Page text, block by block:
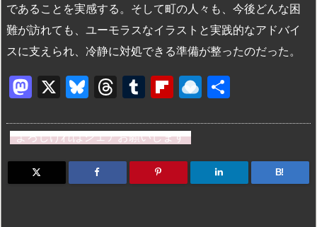
であることを実感する。そして町の人々も、今後どんな困
難が訪れても、ユーモラスなイラストと実践的なアドバイ
スに支えられ、冷静に対処できる準備が整ったのだった。
M
st
o
d
X
Bl
e
s
k
T
e
a
d
T
m
bl
r
Fl
b
o
ar
R
n
dr
o
よろしければシェアお願いします
B!